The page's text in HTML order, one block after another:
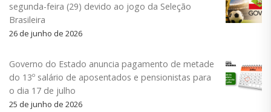
segunda-feira (29) devido ao jogo da Seleção
Brasileira
26 de junho de 2026
Governo do Estado anuncia pagamento de metade
do 13º salário de aposentados e pensionistas para
o dia 17 de julho
25 de junho de 2026